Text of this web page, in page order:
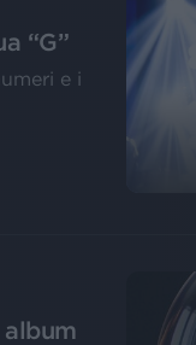
“G”
e i
album